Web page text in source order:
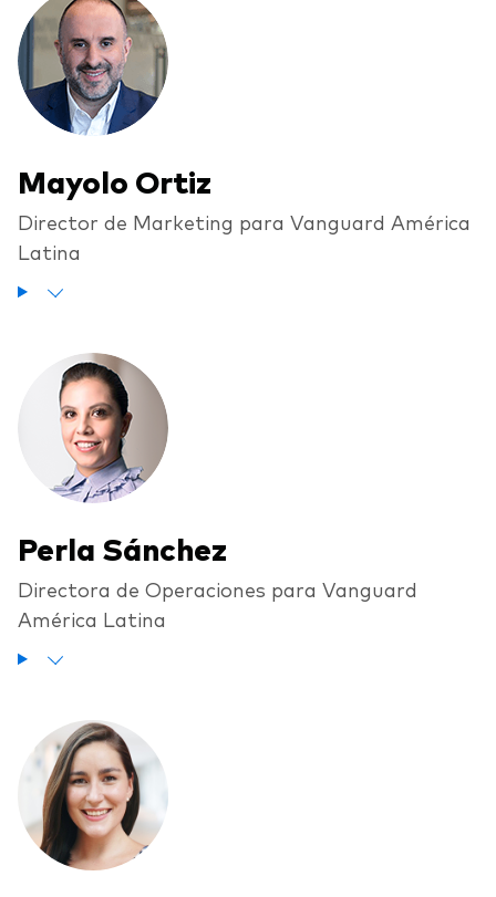
Mayolo Ortiz
Director de Marketing para Vanguard América
Latina
Perla Sánchez
Directora de Operaciones para Vanguard
América Latina